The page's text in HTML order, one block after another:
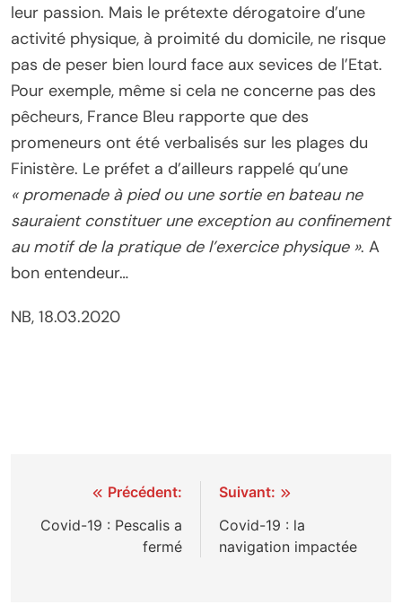
leur passion. Mais le prétexte dérogatoire d’une
activité physique, à proimité du domicile, ne risque
pas de peser bien lourd face aux sevices de l’Etat.
Pour exemple, même si cela ne concerne pas des
pêcheurs, France Bleu rapporte que des
promeneurs ont été verbalisés sur les plages du
Finistère. Le préfet a d’ailleurs rappelé qu’une
« promenade à pied ou une sortie en bateau ne
sauraient constituer une exception au confinement
au motif de la pratique de l’exercice physique ». A
bon entendeur…
NB, 18.03.2020
Navigation
de
Précédent:
Covid-19 : Pescalis a
fermé
Suivant:
Covid-19 : la
navigation impactée